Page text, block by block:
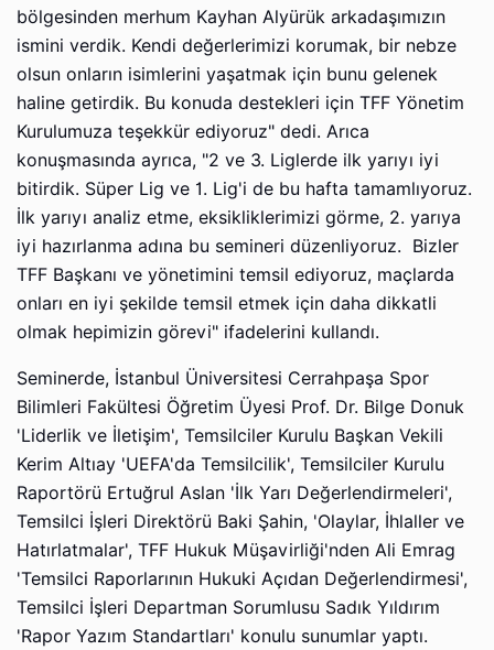
bölgesinden merhum Kayhan Alyürük arkadaşımızın
ismini verdik. Kendi değerlerimizi korumak, bir nebze
olsun onların isimlerini yaşatmak için bunu gelenek
haline getirdik. Bu konuda destekleri için TFF Yönetim
Kurulumuza teşekkür ediyoruz" dedi. Arıca
konuşmasında ayrıca, "2 ve 3. Liglerde ilk yarıyı iyi
bitirdik. Süper Lig ve 1. Lig'i de bu hafta tamamlıyoruz.
İlk yarıyı analiz etme, eksikliklerimizi görme, 2. yarıya
iyi hazırlanma adına bu semineri düzenliyoruz. Bizler
TFF Başkanı ve yönetimini temsil ediyoruz, maçlarda
onları en iyi şekilde temsil etmek için daha dikkatli
olmak hepimizin görevi" ifadelerini kullandı.
Seminerde, İstanbul Üniversitesi Cerrahpaşa Spor
Bilimleri Fakültesi Öğretim Üyesi Prof. Dr. Bilge Donuk
'Liderlik ve İletişim', Temsilciler Kurulu Başkan Vekili
Kerim Altıay 'UEFA'da Temsilcilik', Temsilciler Kurulu
Raportörü Ertuğrul Aslan 'İlk Yarı Değerlendirmeleri',
Temsilci İşleri Direktörü Baki Şahin, 'Olaylar, İhlaller ve
Hatırlatmalar', TFF Hukuk Müşavirliği'nden Ali Emrag
'Temsilci Raporlarının Hukuki Açıdan Değerlendirmesi',
Temsilci İşleri Departman Sorumlusu Sadık Yıldırım
'Rapor Yazım Standartları' konulu sunumlar yaptı.